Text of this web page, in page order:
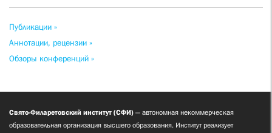
Публикации »
Аннотации, рецензии »
Обзоры конференций »
Свято-Филаретовский институт (СФИ) — автономная некоммерческая
образовательная организация высшего образования. Институт реализует